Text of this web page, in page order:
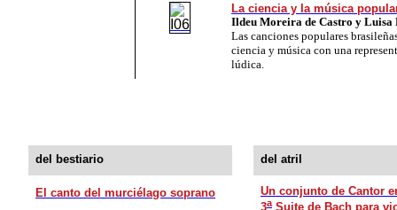
La ciencia y la música
Ildeu Moreira de Castro y Luisa
Las canciones populares
ciencia y música con una
lúdica.
del bestiario del atril
El canto del murciélago soprano
Un conjunto de Cantor
3aSuite de Bach para